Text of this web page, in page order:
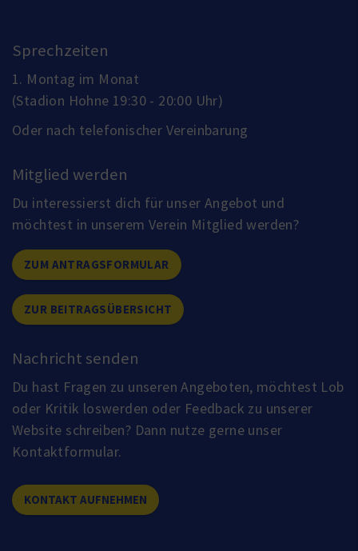
Sprechzeiten
1. Montag im Monat
(Stadion Hohne 19:30 - 20:00 Uhr)
Oder nach telefonischer Vereinbarung
Mitglied werden
Du interessierst dich für unser Angebot und
möchtest in unserem Verein Mitglied werden?
ZUM ANTRAGSFORMULAR
ZUR BEITRAGSÜBERSICHT
Nachricht senden
Du hast Fragen zu unseren Angeboten, möchtest Lob
oder Kritik loswerden oder Feedback zu unserer
Website schreiben? Dann nutze gerne unser
Kontaktformular.
KONTAKT AUFNEHMEN